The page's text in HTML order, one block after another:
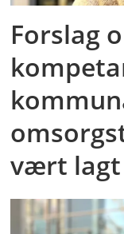
Forslag
vært lagt